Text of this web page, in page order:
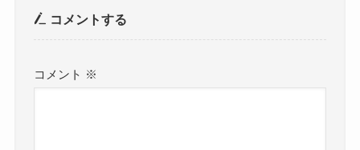
コメントする
コメント ※